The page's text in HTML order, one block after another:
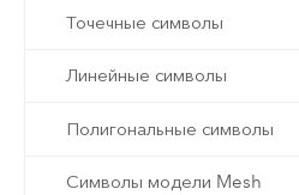
Точечные символы
Линейные символы
Полигональные символы
Символы модели Mesh